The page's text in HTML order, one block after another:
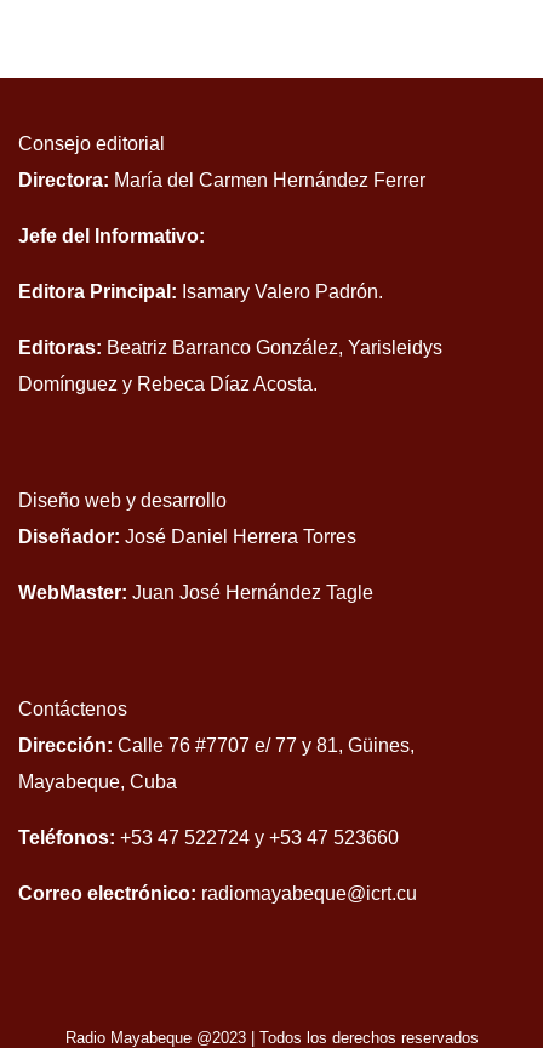
Consejo editorial
Directora: María del Carmen Hernández Ferrer
Jefe del Informativo:
Editora Principal: Isamary Valero Padrón.
Editoras: Beatriz Barranco González, Yarisleidys
Domínguez y Rebeca Díaz Acosta.
Diseño web y desarrollo
Diseñador: José Daniel Herrera Torres
WebMaster: Juan José Hernández Tagle
Contáctenos
Dirección: Calle 76 #7707 e/ 77 y 81, Güines,
Mayabeque, Cuba
Teléfonos: +53 47 522724 y +53 47 523660
Correo electrónico: radiomayabeque@icrt.cu
Radio Mayabeque @2023 Todos los derechos reservados